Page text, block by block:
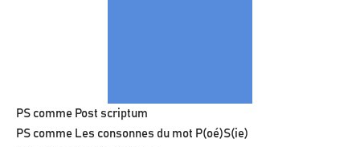
PS comme Post scriptum
PS comme Les consonnes du mot P(oé)S(ie)